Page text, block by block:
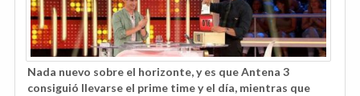
Nada nuevo sobre el horizonte, y es que Antena 3
consiguió llevarse el prime time y el día, mientras que